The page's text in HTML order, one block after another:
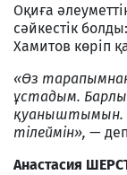
Оқиға
сәйкестік
Хамитов көріп
«Өз
ұстадым.
қуаныштымын.
тілеймін», —
Анастасия